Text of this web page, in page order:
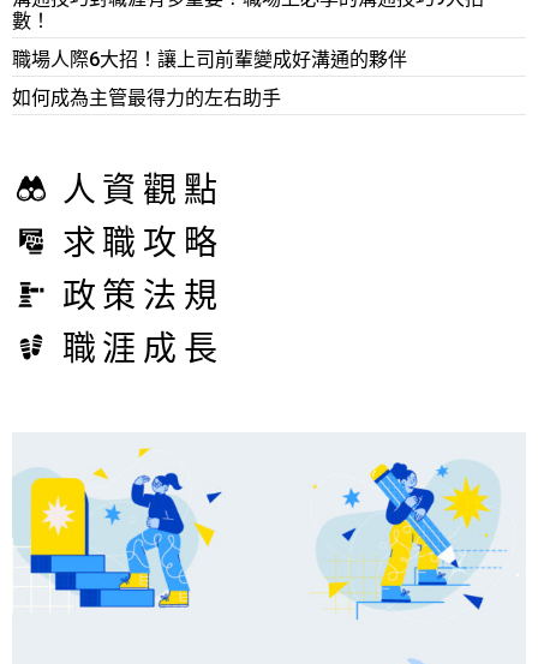
數！
職場人際6大招！讓上司前輩變成好溝通的夥伴
如何成為主管最得力的左右助手
人資觀點
求職攻略
政策法規
職涯成長